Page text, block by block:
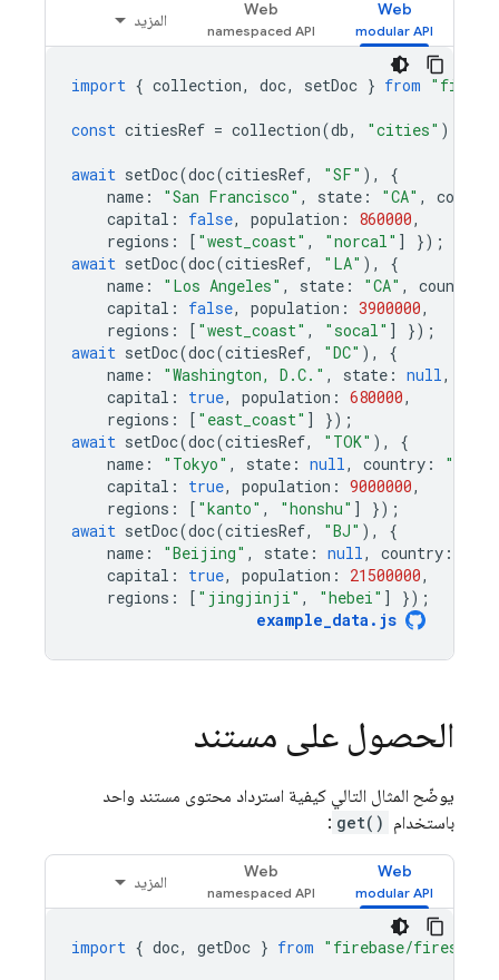
Web
Web
المزيد
import { collection, doc, setDoc } from
const citiesRef = collection(db, "cities" );
await setDoc(doc(citiesRef, "SF" ),
{
name : "San Francisco" , state : "CA" ,
country
capital : false, population : 860000,
regions : [ "west_coast" , "norcal" ]
});
await setDoc(doc(citiesRef, "LA" ),
{
name : "Los Angeles" , state : "CA" , country
capital : false, population : 3900000,
regions : [ "west_coast" , "socal" ]
});
await setDoc(doc(citiesRef, "DC" ),
{
name : "Washington, D.C." , state : null,
capital : true, population : 680000,
regions : [ "east_coast" ]
});
await setDoc(doc(citiesRef, "TOK" ),
{
name : "Tokyo" , state : null, country :
capital : true, population : 9000000,
regions : [ "kanto" , "honshu" ]
});
await setDoc(doc(citiesRef, "BJ" ),
{
name : "Beijing" , state : null, country :
capital : true, population : 21500000,
regions : [ "jingjinji" , "hebei" ]
});
example_data . js
الحصول على مستند
يوضّح المثال التالي كيفية استرداد محتوى مستند واحد
باستخدام get()
:
Web
Web
المزيد
import { doc, getDoc } from "firebase/